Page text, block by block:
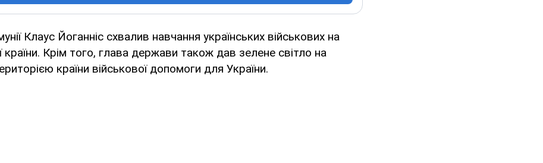
Клаус Йоганніс схвалив навчання українських військових на
країни. Крім того, глава держави також дав зелене світло на
країни військової допомоги для України.